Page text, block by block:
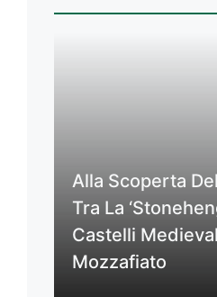
Alla Scoperta
Tra La
Castelli
Mozzafiato